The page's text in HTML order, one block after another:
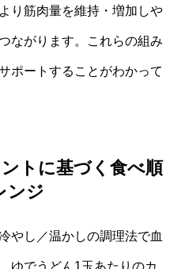
り筋肉量を維持・増加しや
ながります。これらの組み
ポートすることがわかって
トに基づく食べ順
ンジ
やし／温かしの調理法で血